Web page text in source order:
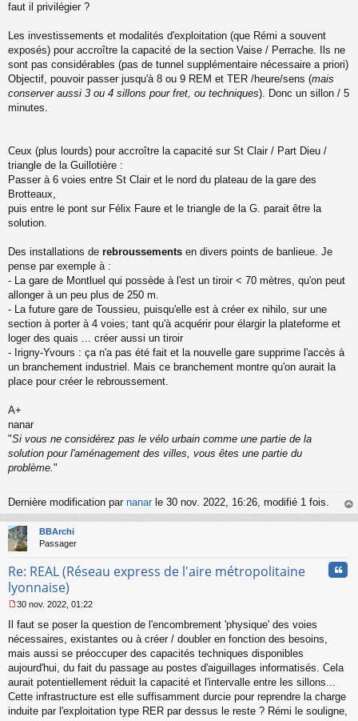
g
n
o
n
l
u
faut il privilégier ?
Les investissements et modalités d'exploitation (que Rémi a souvent
exposés) pour accroître la capacité de la section Vaise / Perrache. Ils ne
sont pas considérables (pas de tunnel supplémentaire nécessaire a priori)
Objectif, pouvoir passer jusqu'à 8 ou 9 REM et TER /heure/sens (mais
conserver aussi 3 ou 4 sillons pour fret, ou techniques). Donc un sillon / 5
minutes.
Ceux (plus lourds) pour accroître la capacité sur St Clair / Part Dieu /
triangle de la Guillotière :
Passer à 6 voies entre St Clair et le nord du plateau de la gare des
Brotteaux,
puis entre le pont sur Félix Faure et le triangle de la G. parait être la
solution.
Des installations de rebroussements en divers points de banlieue. Je
pense par exemple à :
- La gare de Montluel qui possède à l'est un tiroir < 70 mètres, qu'on peut
allonger à un peu plus de 250 m.
- La future gare de Toussieu, puisqu'elle est à créer ex nihilo, sur une
section à porter à 4 voies; tant qu'à acquérir pour élargir la plateforme et
loger des quais ... créer aussi un tiroir
- Irigny-Yvours : ça n'a pas été fait et la nouvelle gare supprime l'accès à
un branchement industriel. Mais ce branchement montre qu'on aurait la
place pour créer le rebroussement.
A+
nanar
"Si vous ne considérez pas le vélo urbain comme une partie de la
solution pour l'aménagement des villes, vous êtes une partie du
problème."
Dernière modification par nanar le 30 nov. 2022, 16:26, modifié 1 fois.
au
BBArchi
Passager
Re: REAL (Réseau express de l'aire métropolitaine
lyonnaise)
e
s
g
e
n
o
30 nov. 2022, 01:22
Il faut se poser la question de l'encombrement 'physique' des voies
nécessaires, existantes ou à créer / doubler en fonction des besoins,
mais aussi se préoccuper des capacités techniques disponibles
aujourd'hui, du fait du passage au postes d'aiguillages informatisés. Cela
aurait potentiellement réduit la capacité et l'intervalle entre les sillons...
Cette infrastructure est elle suffisamment durcie pour reprendre la charge
induite par l'exploitation type RER par dessus le reste ? Rémi le souligne,